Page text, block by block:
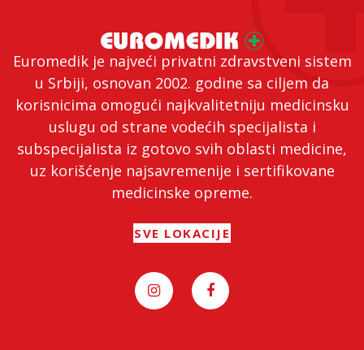
Euromedik je najveći privatni zdravstveni sistem
u Srbiji, osnovan 2002. godine sa ciljem da
korisnicima omogući najkvalitetniju medicinsku
uslugu od strane vodećih specijalista i
subspecijalista iz gotovo svih oblasti medicine,
uz korišćenje najsavremenije i sertifikovane
medicinske opreme.
SVE LOKACIJE